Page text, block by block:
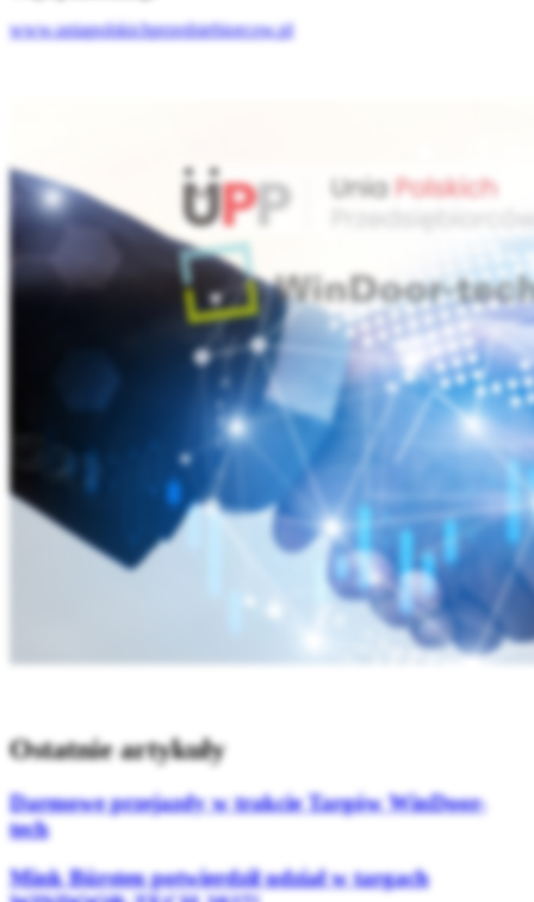
www.uniapolskichprzedsiebiorcow.pl
Ostatnie artykuły
Darmowe przejazdy w trakcie Targów WinDoor-
tech
Mink Bürsten potwierdził udział w targach